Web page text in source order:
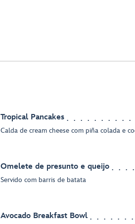
Tropical Pancakes
Calda de cream cheese com piña colada e
Omelete de presunto e queijo
Servido com barris de batata
Avocado Breakfast Bowl